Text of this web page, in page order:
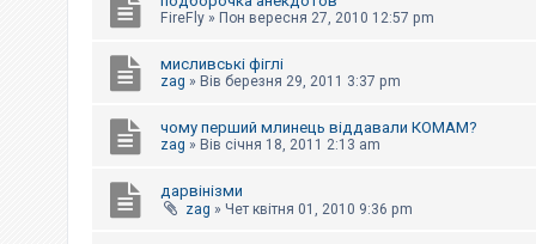
FireFly » Пон вересня 27, 2010 12:57 pm
мисливські фіглі
zag » Вів березня 29, 2011 3:37 pm
чому перший млинець віддавали КОМАМ?
zag » Вів січня 18, 2011 2:13 am
дарвінізми
zag » Чет квітня 01, 2010 9:36 pm